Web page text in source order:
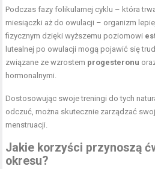
Podczas fazy folikularnej cyklu – która
miesiączki aż do owulacji – organizm
fizycznym dzięki wyższemu poziomowi
lutealnej po owulacji mogą pojawić się
związane ze wzrostem progesteronu
hormonalnymi.
Dostosowując swoje treningi do tych
odczuć, można skutecznie zarządzać
menstruacji.
Jakie korzyści przynoszą
okresu?